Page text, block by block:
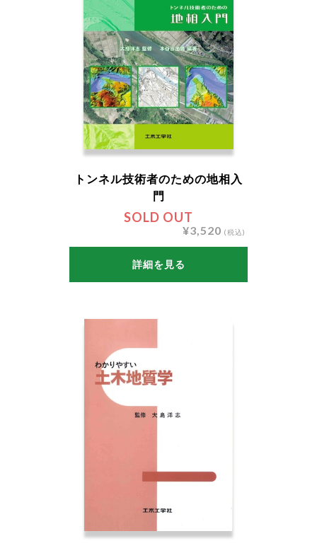
SOLD OUT
トンネル技術者のための地相入
門
¥3,520 (税込)
詳細を見る